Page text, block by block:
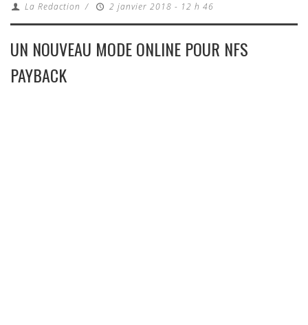
La Redaction / 2 janvier 2018 - 12 h 46
UN NOUVEAU MODE ONLINE POUR NFS
PAYBACK